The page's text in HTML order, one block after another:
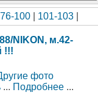
76-100 101-103
NIKON, м.42-
!!!
фото
... Подробнее ...